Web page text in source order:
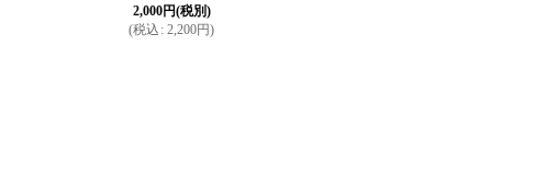
2,000円(税別)
(税込 : 2,200円)